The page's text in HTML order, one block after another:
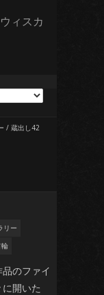
ィスカ
/ 蔵出し42
リー
のファイ
開いた